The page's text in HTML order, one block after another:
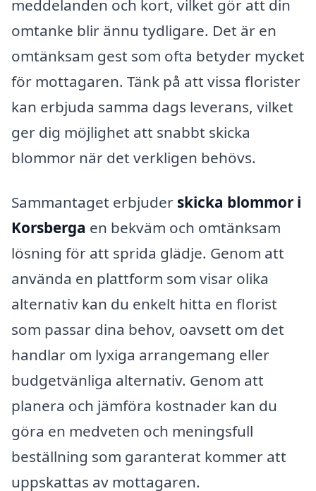
meddelanden och kort, vilket gör att din
omtanke blir ännu tydligare. Det är en
omtänksam gest som ofta betyder mycket
för mottagaren. Tänk på att vissa florister
kan erbjuda samma dags leverans, vilket
ger dig möjlighet att snabbt skicka
blommor när det verkligen behövs.
Sammantaget erbjuder skicka blommor i
Korsberga en bekväm och omtänksam
lösning för att sprida glädje. Genom att
använda en plattform som visar olika
alternativ kan du enkelt hitta en florist
som passar dina behov, oavsett om det
handlar om lyxiga arrangemang eller
budgetvänliga alternativ. Genom att
planera och jämföra kostnader kan du
göra en medveten och meningsfull
beställning som garanterat kommer att
uppskattas av mottagaren.